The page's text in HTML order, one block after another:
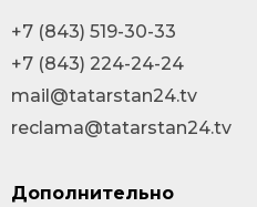
+7 (843) 519-30-33
+7 (843) 224-24-24
mail@tatarstan24.tv
reclama@tatarstan24.tv
Дополнительно